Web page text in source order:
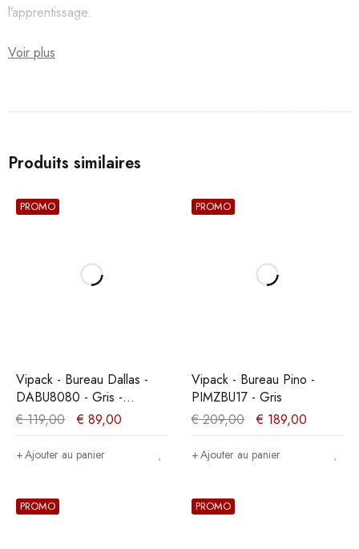
l’apprentissage.
Voir plus
Produits similaires
PROMO
Vipack - Bureau Dallas -
DABU8080 - Gris -
50x150,6x80,5cm
€119,00 € 89,00
Ajouter au panier
PROMO
Vipack - Bureau Pino -
PIMZBU17 - Gris
€209,00 € 189,00
Ajouter au panier
PROMO PROMO